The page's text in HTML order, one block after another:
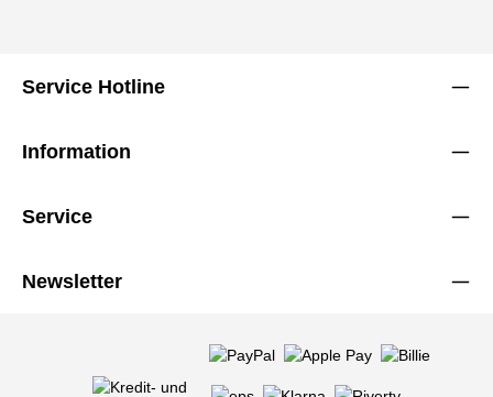
Service Hotline
Information
Service
Newsletter